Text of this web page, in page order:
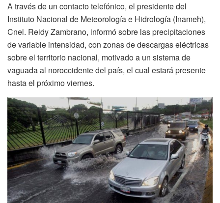
A través de un contacto telefónico, el presidente del
Instituto Nacional de Meteorología e Hidrología (Inameh),
Cnel. Reidy Zambrano, informó sobre las precipitaciones
de variable intensidad, con zonas de descargas eléctricas
sobre el territorio nacional, motivado a un sistema de
vaguada al noroccidente del país, el cual estará presente
hasta el próximo viernes.